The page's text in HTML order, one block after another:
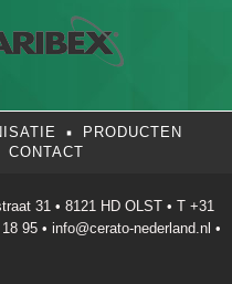
PRODUCTEN
CONTACT
31 • 8121 HD OLST • T +31
95 • info@cerato-nederland.nl •